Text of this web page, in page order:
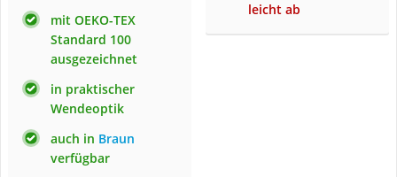
mit OEKO-TEX
Standard 100
ausgezeichnet
in praktischer
Wendeoptik
auch in Braun
verfügbar
leicht ab